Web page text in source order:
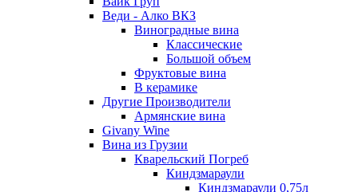
Веди - Алко ВКЗ
Виноградные вина
Классические
Большой объем
Фруктовые вина
В керамике
Другие Производители
Армянские вина
Givany Wine
Вина из Грузии
Кварельский Погреб
Киндзмараули
Киндзмараули 0,75л